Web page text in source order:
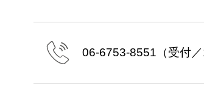
06-6753-8551 （受付